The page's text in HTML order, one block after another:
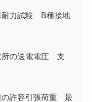
力試験 B種接地
の送電電圧 支
許容引張荷重 最